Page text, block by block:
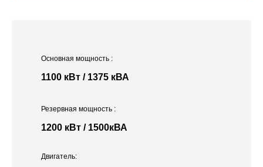
Основная мощность :
1100 кВт / 1375 кВА
Двигатель:
Резервная мощность :
1200 кВт / 1500кВА